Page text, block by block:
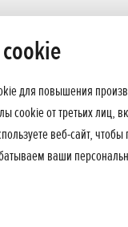
для повышения
cookie от третьих лиц,
веб-сайт,
ваши